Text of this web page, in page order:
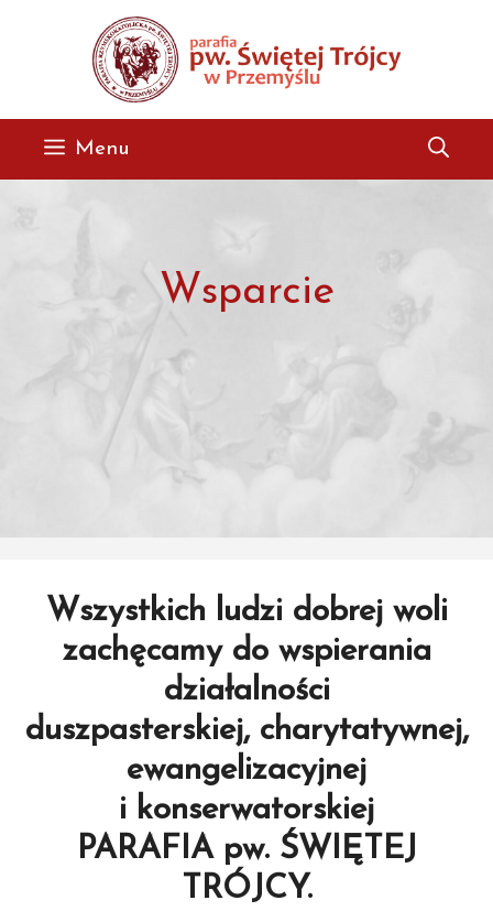
Menu
Wsparcie
Wszystkich ludzi dobrej woli
zachęcamy do wspierania
działalności
duszpasterskiej, charytatywnej,
ewangelizacyjnej
i konserwatorskiej
PARAFIA pw. ŚWIĘTEJ
TRÓJCY.